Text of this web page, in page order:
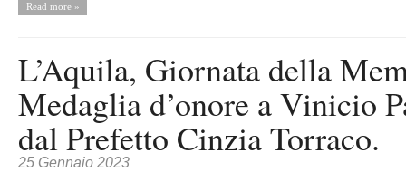
Read more »
L’Aquila, Giornata della
Medaglia d’onore a Vinicio
dal Prefetto Cinzia Torraco.
25 Gennaio 2023